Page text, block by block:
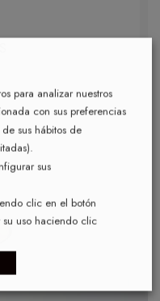
para analizar nuestros
con sus preferencias
sus hábitos de
sus
clic en el botón
uso haciendo clic